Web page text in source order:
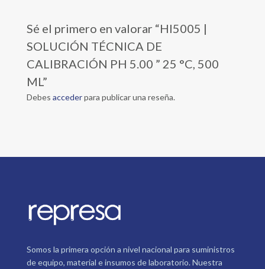
Sé el primero en valorar “HI5005 |
SOLUCIÓN TÉCNICA DE
CALIBRACIÓN PH 5.00 ” 25 °C, 500
ML”
Debes accederpara publicar una reseña.
Somos la primera opción a nivel nacional para suministros
de equipo, material e insumos de laboratorio. Nuestra